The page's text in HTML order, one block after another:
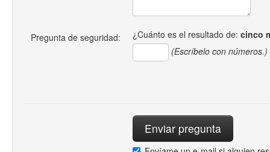
Pregunta de seguridad: ¿Cuánto es el resultado de: cinco
(Escríbelo con números.)